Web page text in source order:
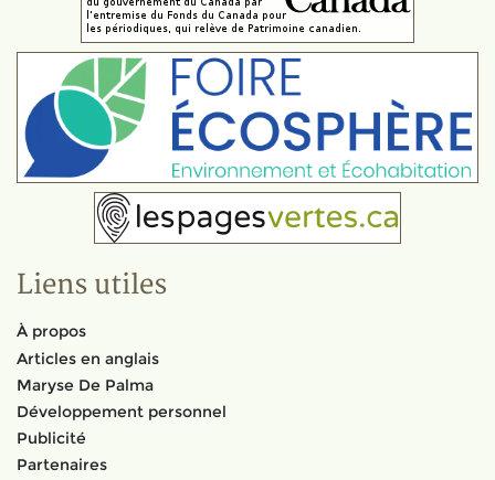
Liens utiles
À propos
Articles en anglais
Maryse De Palma
Développement personnel
Publicité
Partenaires